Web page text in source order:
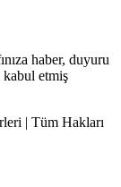
haber, duyuru
kabul etmiş
| Tüm Hakları